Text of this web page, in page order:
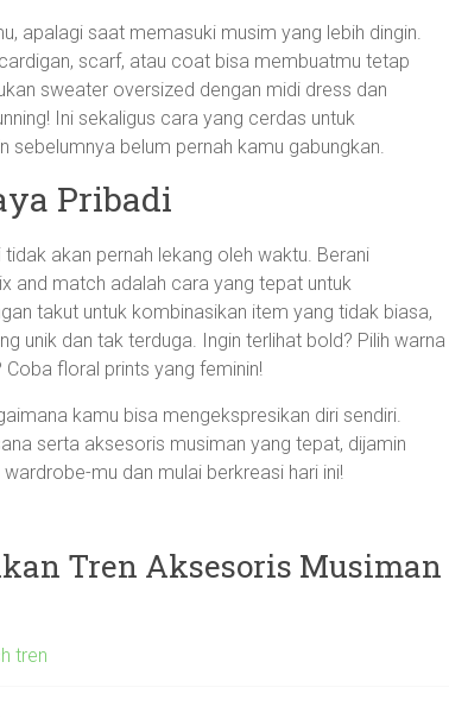
apalagi saat memasuki musim yang lebih dingin.
scarf, atau coat bisa membuatmu tetap
sweater oversized dengan midi dress dan
Ini sekaligus cara yang cerdas untuk
sebelumnya belum pernah kamu gabungkan.
Pribadi
akan pernah lekang oleh waktu. Berani
and match adalah cara yang tepat untuk
takut untuk kombinasikan item yang tidak biasa,
unik dan tak terduga. Ingin terlihat bold? Pilih warna
floral prints yang feminin!
kamu bisa mengekspresikan diri sendiri.
serta aksesoris musiman yang tepat, dijamin
mu dan mulai berkreasi hari ini!
Tren Aksesoris Musiman
tren